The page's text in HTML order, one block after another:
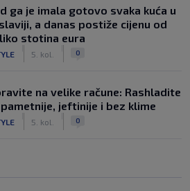
ga je imala gotovo svaka kuća u
a danas postiže cijenu od
stotina eura
5. kol. 0
na velike račune: Rashladite
jeftinije i bez klime
5. kol. 0